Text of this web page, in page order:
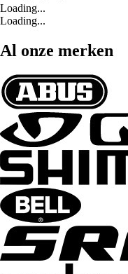
Loading...
Loading...
Al onze merken